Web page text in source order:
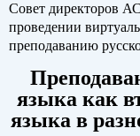
Совет директоров
проведении
преподаванию
языка как
языка в